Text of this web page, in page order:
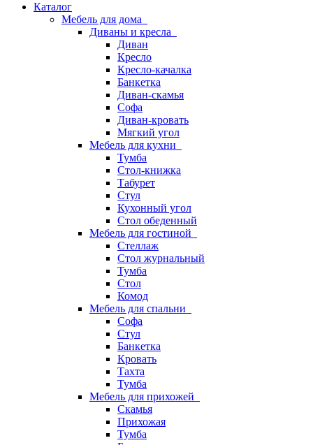
Каталог
Мебель для дома
Диваны и кресла
Диван
Кресло
Кресло-качалка
Банкетка
Диван-скамья
Софа
Диван-кровать
Мягкий угол
Мебель для кухни
Тумба
Стол-книжка
Табурет
Стул
Кухонный угол
Стол обеденный
Мебель для гостиной
Стеллаж
Стол журнальный
Тумба
Стол
Комод
Мебель для спальни
Софа
Стул
Банкетка
Кровать
Тахта
Тумба
Мебель для прихожей
Скамья
Прихожая
Тумба